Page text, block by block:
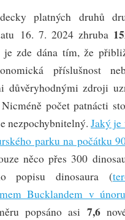
platných druhů
16. 7. 2024 zhruba
zde dána tím, že
příslušnost
důvěryhodnými zdroji
Nicméně počet patnácti
nezpochybnitelný.Jaký
parku na počátku
něco přes 300
popisu dinosaura (
Bucklandem v
popsáno asi 7,6